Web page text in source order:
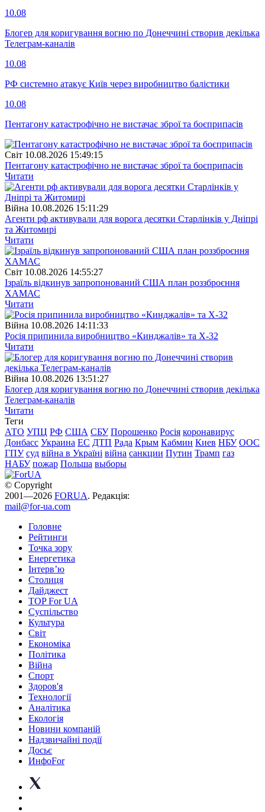
10.08
Блогер для коригування вогню по Донеччині створив декілька
Телеграм-каналів
10.08
РФ системно атакує Київ через виробництво балістики
10.08
Пентагону катастрофічно не вистачає зброї та боєприпасів
Свiт 10.08.2026 15:49:15
Пентагону катастрофічно не вистачає зброї та боєприпасів
Читати
Війна 10.08.2026 15:11:29
Агенти рф активували для ворога десятки Старлінків у Дніпрі
та Житомирі
Читати
Свiт 10.08.2026 14:55:27
Ізраїль відкинув запропонований США план роззброєння
ХАМАС
Читати
Війна 10.08.2026 14:11:33
Росія припинила виробництво «Кинджалів» та Х-32
Читати
Війна 10.08.2026 13:51:27
Блогер для коригування вогню по Донеччині створив декілька
Телеграм-каналів
Читати
Теги
АТО УПЦ РФ США СБУ Порошенко Росія коронавирус
Донбасс Украина ЕС ДТП Рада Крым Кабмин Киев НБУ ООС
ГПУ суд війна в Україні війна санкции Путин Трамп газ
НАБУ пожар Польша выборы
© Copyright
2001—2026 FORUA. Редакція:
mail@for-ua.com
Головне
Рейтинги
Точка зору
Енергетика
Інтерв’ю
Столиця
Дайджест
TOP For UA
Суспiльство
Культура
Світ
Економіка
Політика
Війна
Спорт
Здоров'я
Технології
Аналітика
Екологія
Новини компаній
Надзвичайні події
Досьє
ИнфоFor